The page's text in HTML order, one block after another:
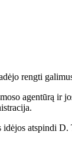
rengti
agentūrą
atspindi